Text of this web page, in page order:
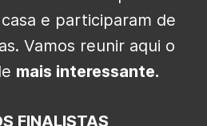
e participaram de
Vamos reunir aqui o
mais interessante.
FINALISTAS